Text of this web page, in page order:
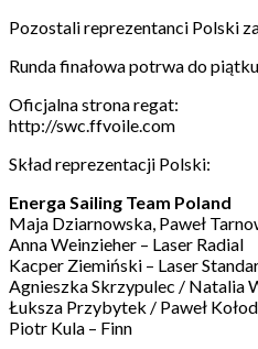
Pozostali reprezentanci Polski
Runda finałowa potrwa do
Oficjalna strona regat:
http://swc.ffvoile.com
Skład reprezentacji Polski:
Energa Sailing Team Poland
Maja Dziarnowska, Paweł
Anna Weinzieher – Laser Radial
Kacper Ziemiński – Laser
Agnieszka Skrzypulec / Natalia
Łuksza Przybytek / Paweł
Piotr Kula – Finn